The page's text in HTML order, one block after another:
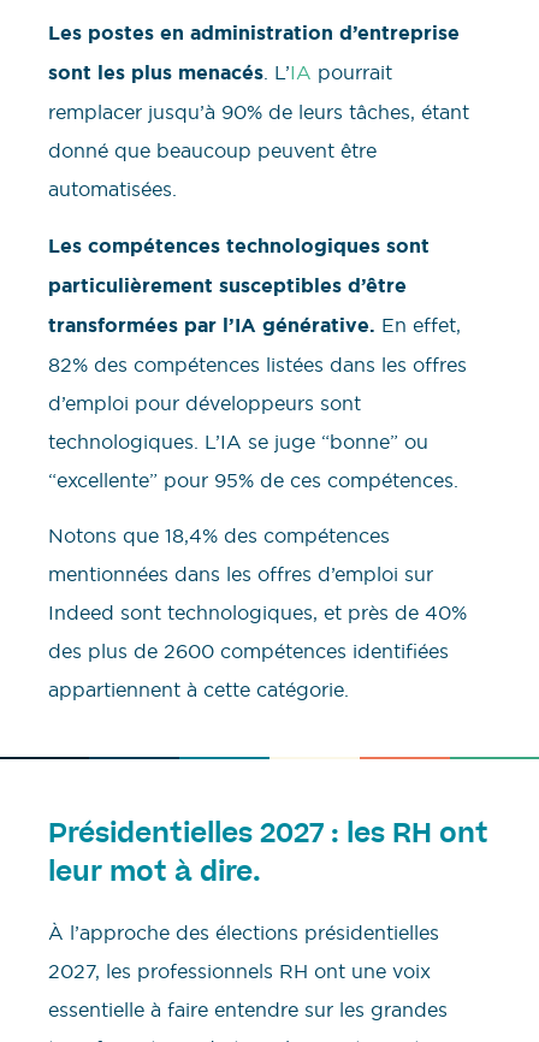
Les postes en administration d’entreprise
sont les plus menacés. L’IA pourrait
remplacer jusqu’à 90% de leurs tâches, étant
donné que beaucoup peuvent être
automatisées.
Les compétences technologiques sont
particulièrement susceptibles d’être
transformées par l’IA générative. En effet,
82% des compétences listées dans les offres
d’emploi pour développeurs sont
technologiques. L’IA se juge “bonne” ou
“excellente” pour 95% de ces compétences.
Notons que 18,4% des compétences
mentionnées dans les offres d’emploi sur
Indeed sont technologiques, et près de 40%
des plus de 2600 compétences identifiées
appartiennent à cette catégorie.
Présidentielles 2027 : les RH ont
leur mot à dire.
À l’approche des élections présidentielles
2027, les professionnels RH ont une voix
essentielle à faire entendre sur les grandes